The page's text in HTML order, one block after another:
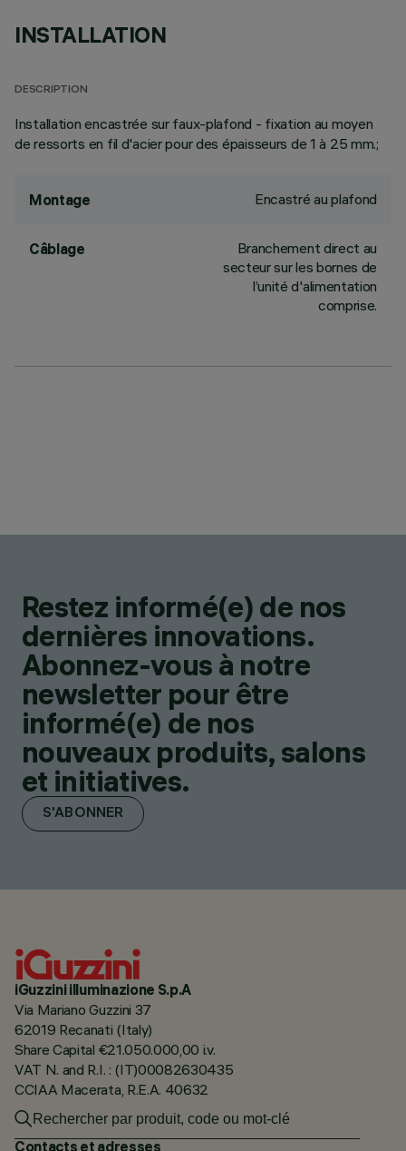
INSTALLATION
DESCRIPTION
Installation encastrée sur faux-plafond - fixation au moyen
de ressorts en fil d'acier pour des épaisseurs de 1 à 25 mm.;
Montage Encastré au plafond
Câblage
Branchement direct au
secteur sur les bornes de
l’unité d'alimentation
comprise.
Restez informé(e) de nos
dernières innovations.
Abonnez-vous à notre
newsletter pour être
informé(e) de nos
nouveaux produits, salons
et initiatives.
S'ABONNER
iGuzzini illuminazione S.p.A
Via Mariano Guzzini 37
62019 Recanati (Italy)
Share Capital €21.050.000,00 i.v.
VAT N. and R.I. : (IT)00082630435
CCIAA Macerata, R.E.A. 40632
Contacts et adresses